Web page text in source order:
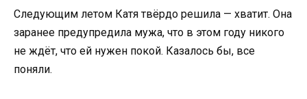
Следующим летом Катя твёрдо решила — хватит. Она
заранее предупредила мужа, что в этом году никого
не ждёт, что ей нужен покой. Казалось бы, все
поняли.